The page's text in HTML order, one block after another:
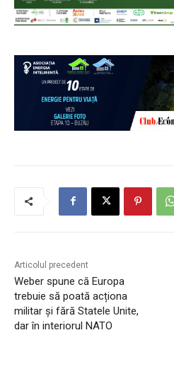
Articolul precedent
Weber spune că Europa
trebuie să poată acționa
militar și fără Statele Unite,
dar în interiorul NATO